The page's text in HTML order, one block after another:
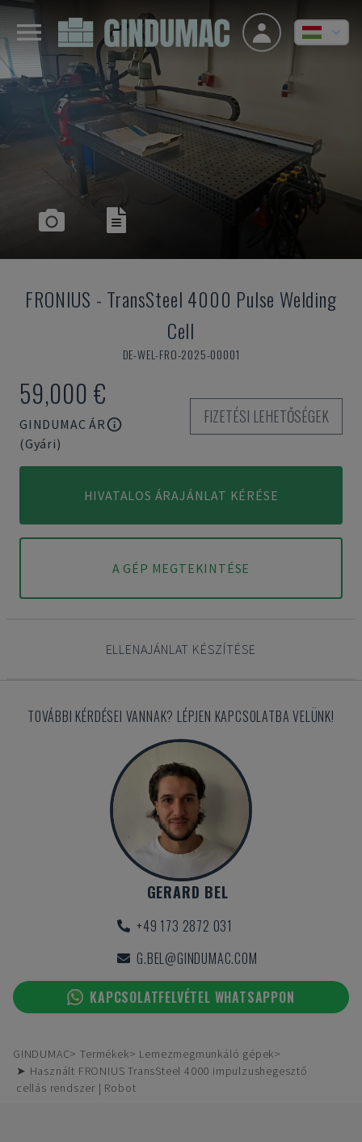
FRONIUS - TransSteel 4000 Pulse Welding
Cell
DE-WEL-FRO-2025-00001
59,000 €
GINDUMAC ÁR
(Gyári)
FIZETÉSI LEHETŐSÉGEK
HIVATALOS ÁRAJÁNLAT KÉRÉSE
A GÉP MEGTEKINTÉSE
ELLENAJÁNLAT KÉSZÍTÉSE
TOVÁBBI KÉRDÉSEI VANNAK? LÉPJEN KAPCSOLATBA VELÜNK!
GERARD BEL
+49 173 2872 031
G.BEL@GINDUMAC.COM
KAPCSOLATFELVÉTEL WHATSAPPON
GINDUMAC Termékek
Lemezmegmunkáló gépek
➤ Használt FRONIUS TransSteel 4000 impulzushegesztő
cellás rendszer | Robot